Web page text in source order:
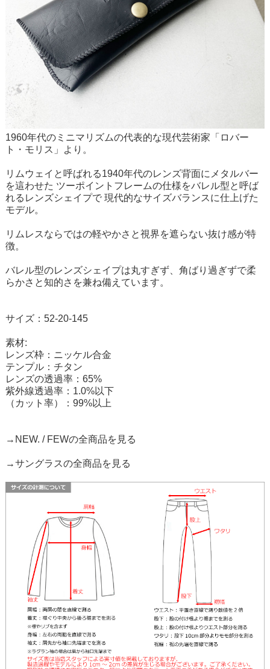
1960年代のミニマリズムの代表的な現代芸術家「ロバー
ト・モリス」より。
リムウェイと呼ばれる1940年代のレンズ背面にメタルバー
を這わせた ツーポイントフレームの仕様をバレル型と呼ば
れるレンズシェイプで 現代的なサイズバランスに仕上げた
モデル。
リムレスならではの軽やかさと視界を遮らない抜け感が特
徴。
バレル型のレンズシェイプは丸すぎず、角ばり過ぎずで柔
らかさと知的さを兼ね備えています。
サイズ：52-20-145
素材:
レンズ枠：ニッケル合金
テンプル：チタン
レンズの透過率：65%
紫外線透過率：1.0%以下
（カット率）：99%以上
→NEW. / FEWの全商品を見る
→サングラスの全商品を見る